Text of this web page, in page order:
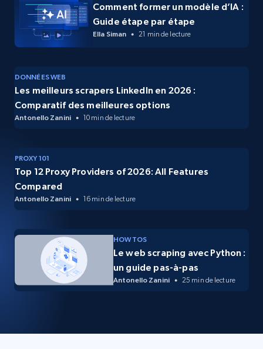
Comment former un modèle d’IA :
Guide étape par étape
Ella Siman 21 min de lecture
DONNÉES WEB
Les meilleurs scrapers LinkedIn en 2026 :
Comparatif des meilleures options
Antonello Zanini 10 min de lecture
PROXY 101
Top 12 Proxy Providers of 2026: All Features
Compared
Antonello Zanini 16 min de lecture
HOW TOS
Le web scraping avec Python :
un guide pas-à-pas
Antonello Zanini 25 min de lecture